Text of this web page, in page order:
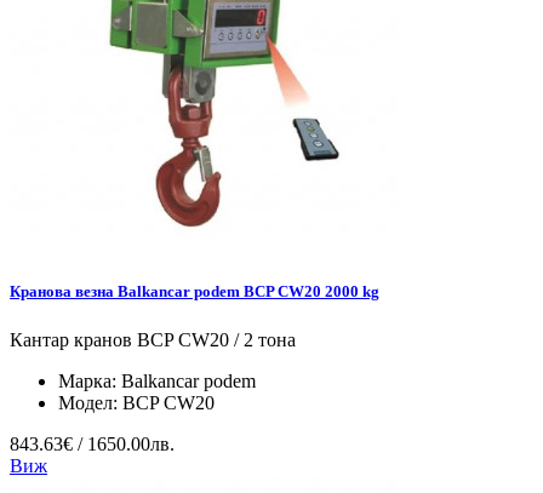
Кранова везна Balkancar podem BCP CW20 2000 kg
Кантар кранов BCP CW20 / 2 тона
Марка: Balkancar podem
Модел: BCP CW20
843.63€ / 1650.00лв.
Виж